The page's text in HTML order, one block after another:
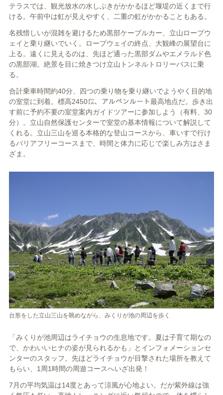
テラスでは、観光放水の水しぶきがかかるほど堰堤の近くまで行
ける。午前中は虹が見えやすく、二重の虹がかかることもある。
名残惜しいが混雑を避けるため黒部ケーブルカー、立山ロープウ
ェイと乗り継いでいく。ロープウェイの終点、大観峰の展望台に
上る。遠くに見えるのは、先ほど通った黒部ダムやエメラルド色
の黒部湖。絶景を目に焼きつけ立山トンネルトロリーバスに乗
る。
合計乗車時間約40分、四つの乗り物を乗り継いでようやく目的地
の室堂に到着。標高2450㍍、アルペンルート最高地点だ。歩き出
す前に予約不要の室堂案内ガイドツアーに参加しよう（有料、30
分）。立山自然保護センターで室堂の基本情報について解説して
くれる。立山三山を巡る本格的な登山コースから、車いすで行け
るバリアフリーコースまで、時間と体力に応じで楽しみ方はさま
ざま。
台形をした立山三山を眺めながら、みくりが池の周辺を歩く
「みくりが池周辺はライチョウの生息地です。夏は子育て期なの
で、かわいいヒナの姿が見られるかも」とインフォメーションセ
ンターのスタッフ。先ほどライチョウが目撃された場所を教えて
もらい、1周1時間の周遊コースへいざ出発！
7月の平均気温は14度とあって涼風が心地よい。だが紫外線は強